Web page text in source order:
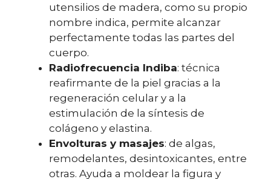
utensilios de madera, como su propio
nombre indica, permite alcanzar
perfectamente todas las partes del
cuerpo.
Radiofrecuencia Indiba: técnica
reafirmante de la piel gracias a la
regeneración celular y a la
estimulación de la síntesis de
colágeno y elastina.
Envolturas y masajes: de algas,
remodelantes, desintoxicantes, entre
otras. Ayuda a moldear la figura y